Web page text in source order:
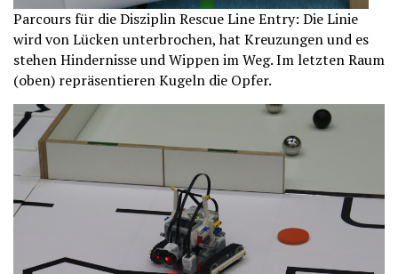
Parcours für die Disziplin Rescue Line Entry: Die Linie
wird von Lücken unterbrochen, hat Kreuzungen und es
stehen Hindernisse und Wippen im Weg. Im letzten Raum
(oben) repräsentieren Kugeln die Opfer.